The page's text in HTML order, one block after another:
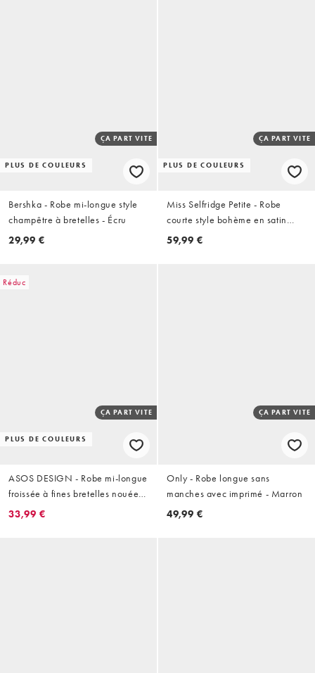
PLUS DE COULEURS
ÇA PART VITE
Bershka - Robe mi-longue style
champêtre à bretelles - Écru
29,99 €
PLUS DE COULEURS
ÇA PART VITE
Miss Selfridge Petite - Robe
courte style bohème en satin
avec ourlet mouchoir et
59,99 €
Réduc
PLUS DE COULEURS
ÇA PART VITE
ASOS DESIGN - Robe mi-longue
froissée à fines bretelles nouées
dans le dos et taille asymétrique
33,99 €
ÇA PART VITE
Only - Robe longue sans
manches avec imprimé - Marron
49,99 €